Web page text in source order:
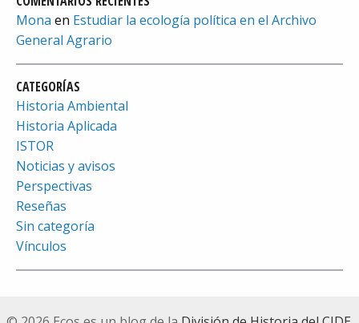
Mona en Estudiar la ecología política en el Archivo
General Agrario
CATEGORÍAS
Historia Ambiental
Historia Aplicada
ISTOR
Noticias y avisos
Perspectivas
Reseñas
Sin categoría
Vínculos